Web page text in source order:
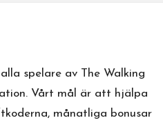
spelare av The Walking
Vårt mål är att hjälpa
månatliga bonusar